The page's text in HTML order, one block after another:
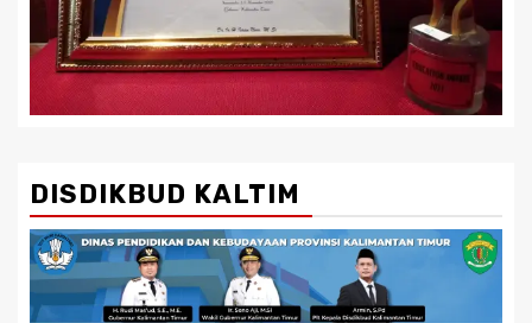
DISDIKBUD KALTIM